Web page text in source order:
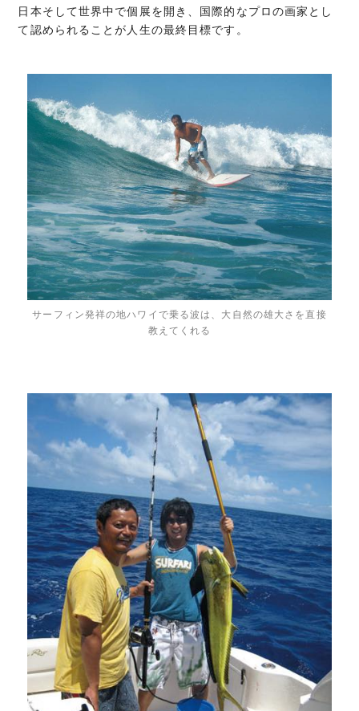
日本そして世界中で個展を開き、国際的なプロの画家とし
て認められることが人生の最終目標です。
サーフィン発祥の地ハワイで乗る波は、大自然の雄大さを直接
教えてくれる